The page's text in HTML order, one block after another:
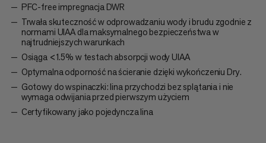
PFC-free impregnacja DWR
Trwała skuteczność w odprowadzaniu wody i brudu zgodnie z
normami UIAA dla maksymalnego bezpieczeństwa w
najtrudniejszych warunkach
Osiąga <1.5% w testach absorpcji wody UIAA
Optymalna odporność na ścieranie dzięki wykończeniu Dry.
Gotowy do wspinaczki: lina przychodzi bez splątania i nie
wymaga odwijania przed pierwszym użyciem
Certyfikowany jako pojedyncza lina